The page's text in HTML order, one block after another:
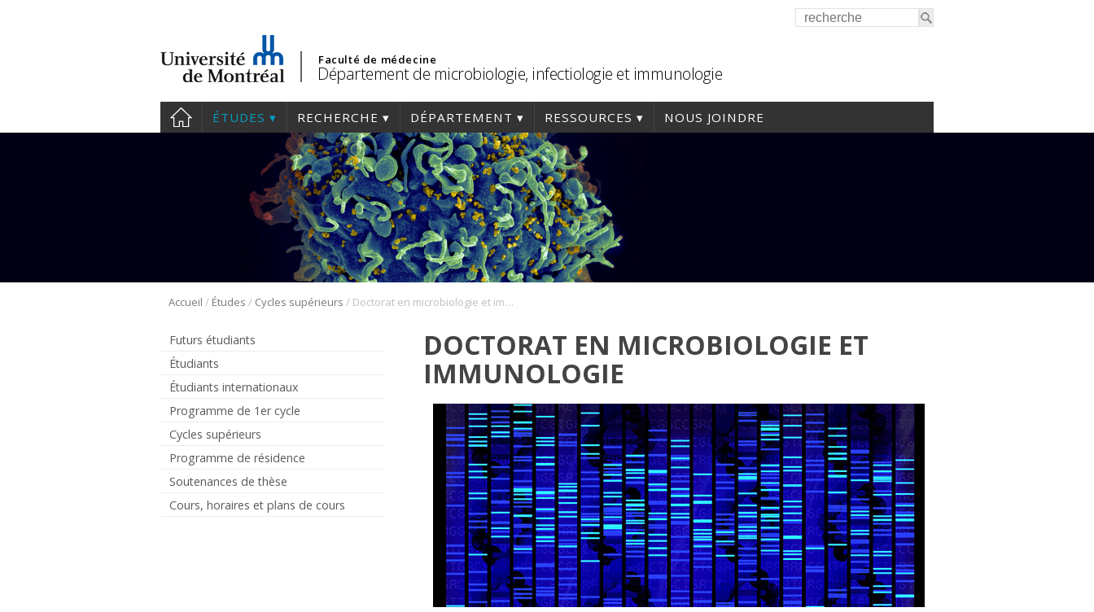
Faculté de médecine
Département de microbiologie, infectiologie et immunologie
ÉTUDES RECHERCHE DÉPARTEMENT RESSOURCES NOUS JOINDRE
Accueil / Études / Cycles supérieurs / Doctorat en microbiologie et immunologie
Futurs étudiants
Étudiants
Étudiants internationaux
Programme de 1er cycle
Cycles supérieurs
Programme de résidence
Soutenances de thèse
Cours, horaires et plans de cours
DOCTORAT EN MICROBIOLOGIE ET
IMMUNOLOGIE